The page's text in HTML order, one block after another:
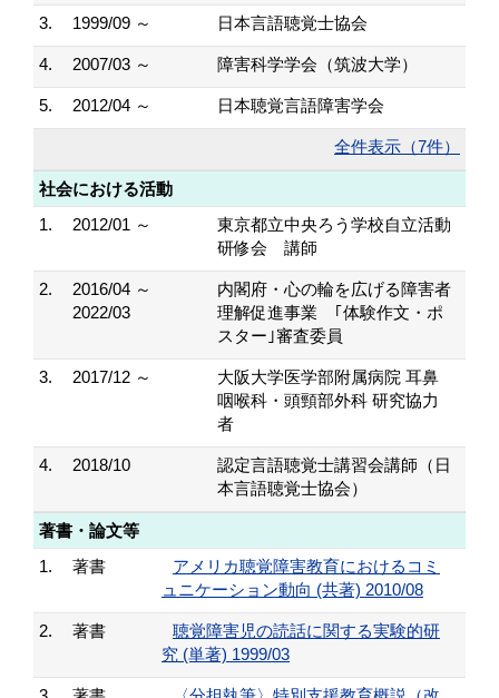
3. 1999/09 ～ 日本言語聴覚士協会
4. 2007/03 ～ 障害科学学会（筑波大学）
5. 2012/04 ～ 日本聴覚言語障害学会
全件表示（7件）
社会における活動
1.
2012/01 ～
東京都立中央ろう学校自立活動
研修会 講師
2.
2016/04 ～
2022/03
内閣府・心の輪を広げる障害者
理解促進事業 ｢体験作文・ポ
スター｣審査委員
3. 2017/12 ～
大阪大学医学部附属病院 耳鼻
咽喉科・頭頸部外科 研究協力
者
4. 2018/10
認定言語聴覚士講習会講師（日
本言語聴覚士協会）
著書・論文等
1.
著書
アメリカ聴覚障害教育におけるコミ
ュニケーション動向 (共著) 2010/08
2. 著書
聴覚障害児の読話に関する実験的研
究 (単著) 1999/03